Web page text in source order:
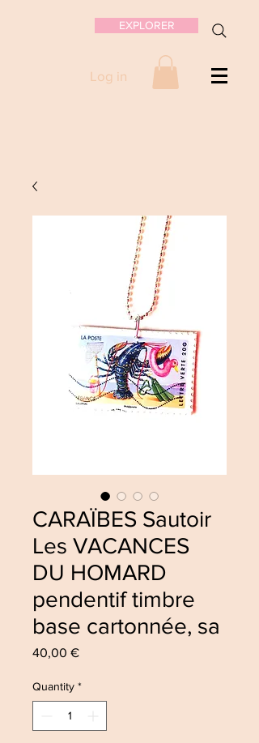
EXPLORER
Log in
CARAÏBES Sautoir
Les VACANCES
DU HOMARD
pendentif timbre
base cartonnée, sa
40,00 €Price
Quantity *